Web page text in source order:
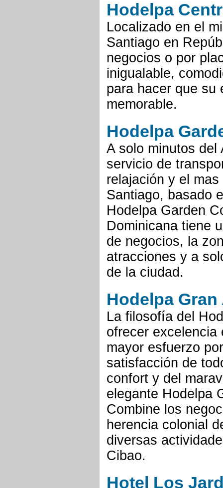
Hodelpa
Localizado en el
Santiago en
negocios o por
inigualable,
para hacer que su
memorable.
Hodelpa
A solo minutos del
servicio de
relajación y el
Santiago, basado
Hodelpa Garden
Dominicana tiene
de negocios, la
atracciones y a
de la ciudad.
Hodelpa
La filosofía del
ofrecer excelencia
mayor esfuerzo
satisfacción de
confort y del
elegante Hodelpa
Combine los
herencia colonial
diversas
Cibao.
Hotel Los